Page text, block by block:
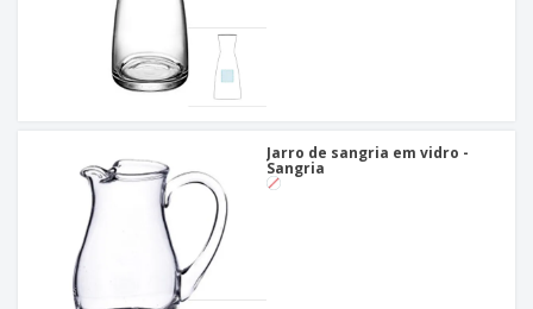
Jarro de sangria em vidro -
Sangria